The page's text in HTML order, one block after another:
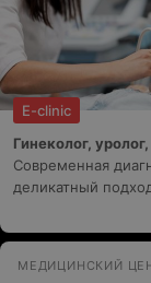
E-clinic
Гинеколог,
Современная
деликатный
МЕДИЦИНСКИЙ